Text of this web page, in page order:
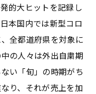
的大ヒットを記録し
本国内では新型コロ
全都道府県を対象に
の人々は外出自粛期
い「旬」の時期がち
り、それが売上を加